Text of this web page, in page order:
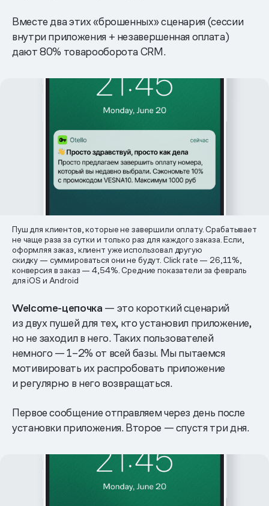
Вместе два этих «брошенных» сценария (сессии
внутри приложения + незавершенная оплата)
дают 80% товарооборота CRM.
Пуш для клиентов, которые не завершили оплату. Срабатывает
не чаще раза за сутки и только раз для каждого заказа. Если,
оформляя заказ, клиент уже использовал другую
скидку — суммироваться они не будут. Click rate — 26,11%,
конверсия в заказ — 4,54%. Средние показатели за февраль
для iOS и Android
Welcome-цепочка — это короткий сценарий
из двух пушей для тех, кто установил приложение,
но не заходил в него. Таких пользователей
немного — 1–2% от всей базы. Мы пытаемся
мотивировать их распробовать приложение
и регулярно в него возвращаться.
Первое сообщение отправляем через день после
установки приложения. Второе — спустя три дня.